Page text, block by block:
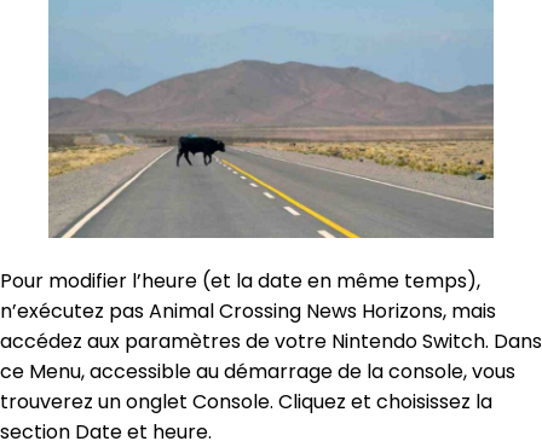
Pour modifier l’heure (et la date en même temps),
n’exécutez pas Animal Crossing News Horizons, mais
accédez aux paramètres de votre Nintendo Switch. Dans
ce Menu, accessible au démarrage de la console, vous
trouverez un onglet Console. Cliquez et choisissez la
section Date et heure.